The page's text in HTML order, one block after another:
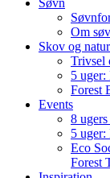
Søvn
Om
Skov og
Trivsel
5
Forest
Events
8
5
Eco
Forest